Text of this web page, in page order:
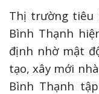
Thị trường tiêu
Bình Thạnh
định nhờ mật
tạo, xây mới
Bình Thạnh